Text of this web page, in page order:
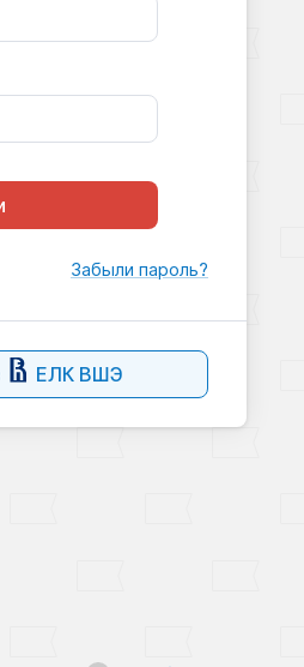
Забыли пароль?
ЕЛК ВШЭ